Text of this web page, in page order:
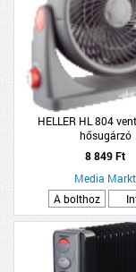
HELLER HL 804
hősugárzó
8 849 Ft
Media Markt
A bolthoz